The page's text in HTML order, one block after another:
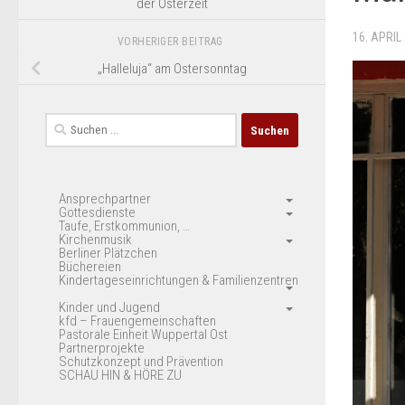
16.
der Osterzeit
VORHERIGER BEITRAG
„Halleluja“ am Ostersonntag
Suchen
nach:
Ansprechpartner
Gottesdienste
Taufe, Erstkommunion, …
Kirchenmusik
Berliner Plätzchen
Büchereien
Kindertageseinrichtungen & Familienzentren
Kinder und Jugend
kfd – Frauengemeinschaften
Pastorale Einheit Wuppertal Ost
Partnerprojekte
Schutzkonzept und Prävention
SCHAU HIN & HÖRE ZU